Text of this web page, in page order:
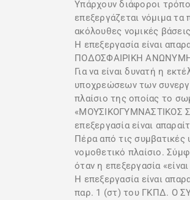
Υπάρχουν διάφοροι
επεξεργάζεται νόμιμα τα
ακόλουθες νομικές
Η επεξεργασία είναι
ΠΟΔΟΣΦΑΙΡΙΚΗ ΑΝΩΝΥΜΗ
Για να είναι δυνατή η
υποχρεώσεων των
πλαίσιο της οποίας το
«ΜΟΥΣΙΚΟΓΥΜΝΑΣΤΙΚΟΣ
επεξεργασία είναι
Πέρα από τις
νομοθετικό πλαίσιο.
όταν η επεξεργασία
Η επεξεργασία είναι
παρ. 1 (στ) του ΓΚΠΔ. Ο